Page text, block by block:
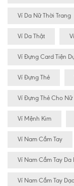
Ví Da Nữ Thời Trang
Ví Da Thật
Ví Đựng Card Tiện
Ví Đựng Thẻ
Ví Đựng Thẻ Cho Nữ
Ví Mệnh Kim
Ví Nam Cầm Tay
Ví Nam Cầm Tay Da
Ví Nam Cầm Tay